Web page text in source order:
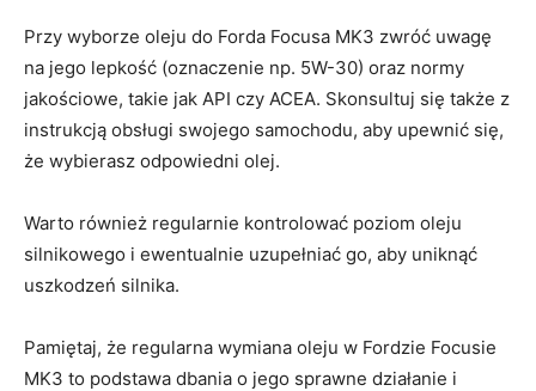
Przy wyborze oleju ⁢do Forda Focusa MK3 zwróć uwagę
na jego lepkość (oznaczenie np. 5W-30) oraz​ normy
jakościowe,⁢ takie⁤ jak‍ API czy ACEA.​ Skonsultuj się także z
instrukcją obsługi⁤ swojego samochodu, aby upewnić się,‌
że wybierasz odpowiedni olej.
Warto również regularnie kontrolować poziom oleju
silnikowego i ewentualnie uzupełniać go, aby uniknąć
uszkodzeń silnika.
Pamiętaj, że regularna wymiana ⁢oleju w Fordzie ⁤Focusie
⁣MK3 to podstawa dbania o jego sprawne działanie i​